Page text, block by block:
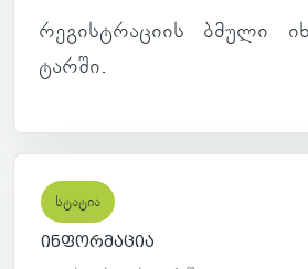
რე­გის­ტრა­ციის ბმული
ტარში.
სტატია
ინფორმაცია